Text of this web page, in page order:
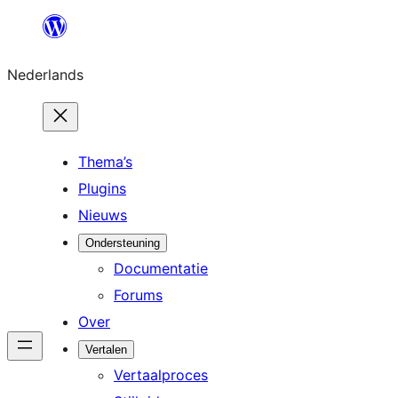
de
inhoud
Nederlands
Thema’s
Plugins
Nieuws
Ondersteuning
Documentatie
Forums
Over
Vertalen
Vertaalproces